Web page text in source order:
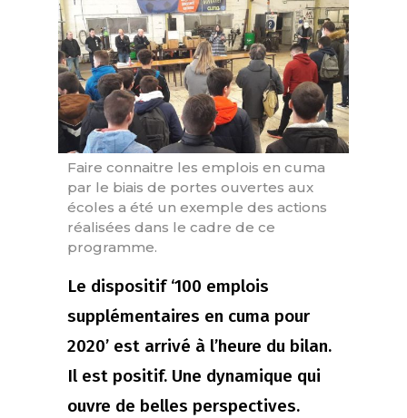
Faire connaitre les emplois en cuma
par le biais de portes ouvertes aux
écoles a été un exemple des actions
réalisées dans le cadre de ce
programme.
Le dispositif ‘100 emplois
supplémentaires en cuma pour
2020’ est arrivé à l’heure du bilan.
Il est positif. Une dynamique qui
ouvre de belles perspectives.